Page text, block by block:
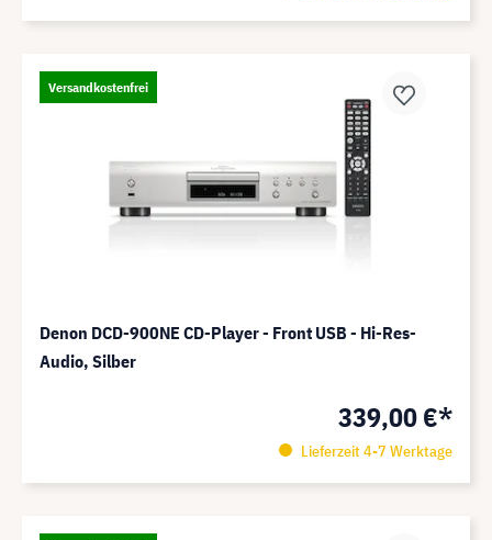
Versandkostenfrei
Denon DCD-900NE CD-Player - Front USB - Hi-Res-
Audio, Silber
339,00 €*
Lieferzeit 4-7 Werktage